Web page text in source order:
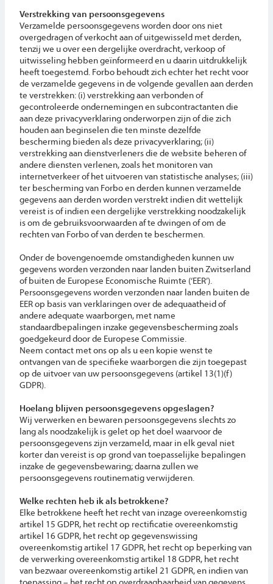
Verstrekking van persoonsgegevens
Verzamelde persoonsgegevens worden door ons niet
overgedragen of verkocht aan of uitgewisseld met derden,
tenzij we u over een dergelijke overdracht, verkoop of
uitwisseling hebben geïnformeerd en u daarin uitdrukkelijk
heeft toegestemd. Forbo behoudt zich echter het recht voor
de verzamelde gegevens in de volgende gevallen aan derden
te verstrekken: (i) verstrekking aan verbonden of
gecontroleerde ondernemingen en subcontractanten die
aan deze privacyverklaring onderworpen zijn of die zich
houden aan beginselen die ten minste dezelfde
bescherming bieden als deze privacyverklaring; (ii)
verstrekking aan dienstverleners die de website beheren of
andere diensten verlenen, zoals het monitoren van
internetverkeer of het uitvoeren van statistische analyses; (iii)
ter bescherming van Forbo en derden kunnen verzamelde
gegevens aan derden worden verstrekt indien dit wettelijk
vereist is of indien een dergelijke verstrekking noodzakelijk
is om de gebruiksvoorwaarden af te dwingen of om de
rechten van Forbo of van derden te beschermen.
Onder de bovengenoemde omstandigheden kunnen uw
gegevens worden verzonden naar landen buiten Zwitserland
of buiten de Europese Economische Ruimte (‘EER’).
Persoonsgegevens worden verzonden naar landen buiten de
EER op basis van verklaringen over de adequaatheid of
andere adequate waarborgen, met name
standaardbepalingen inzake gegevensbescherming zoals
goedgekeurd door de Europese Commissie.
Neem contact met ons op als u een kopie wenst te
ontvangen van de specifieke waarborgen die zijn toegepast
op de uitvoer van uw persoonsgegevens (artikel 13(1)(f)
GDPR).
Hoelang blijven persoonsgegevens opgeslagen?
Wij verwerken en bewaren persoonsgegevens slechts zo
lang als noodzakelijk is gelet op het doel waarvoor de
persoonsgegevens zijn verzameld, maar in elk geval niet
korter dan vereist is op grond van toepasselijke bepalingen
inzake de gegevensbewaring; daarna zullen we
persoonsgegevens routinematig verwijderen.
Welke rechten heb ik als betrokkene?
Elke betrokkene heeft het recht van inzage overeenkomstig
artikel 15 GDPR, het recht op rectificatie overeenkomstig
artikel 16 GDPR, het recht op gegevenswissing
overeenkomstig artikel 17 GDPR, het recht op beperking van
de verwerking overeenkomstig artikel 18 GDPR, het recht
van bezwaar overeenkomstig artikel 21 GDPR, en indien van
toepassing – het recht op overdraagbaarheid van gegevens